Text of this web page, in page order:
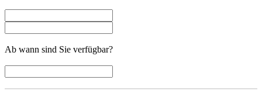
Ab wann sind Sie verfügbar?